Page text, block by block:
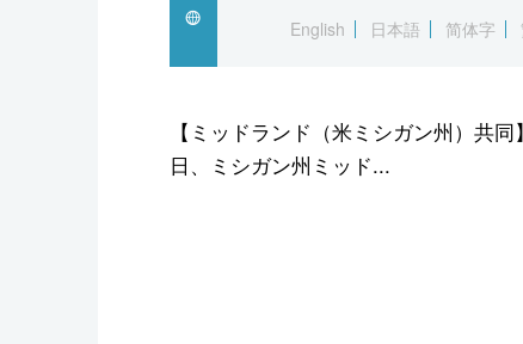
スポーツ・東京2020English
日本語 简体字
【ミッドランド（米ミシガン州）共
日、ミシガン州ミッド...